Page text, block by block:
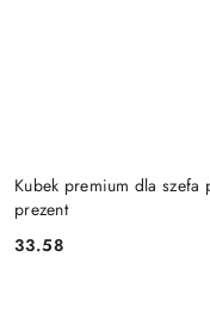
Kubek premium dla szefa
prezent
Cena:
33.58